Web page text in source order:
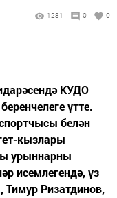
1281 0 0
КУДО
үтте.
белән
кызлары
урыннарны
исемлегендә, үз
Тимур Ризатдинов,